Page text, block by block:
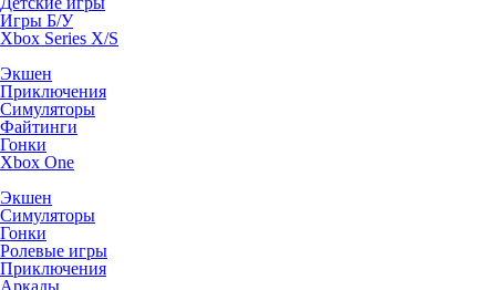
Игры Б/У
Xbox Series X/S
Экшен
Приключения
Симуляторы
Файтинги
Гонки
Xbox One
Экшен
Симуляторы
Гонки
Ролевые игры
Приключения
Аркады